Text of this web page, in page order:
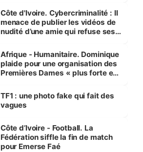
des Transports
Côte d'Ivoire. Cybercriminalité : Il
menace de publier les vidéos de
nudité d’une amie qui refuse ses
Afrique - Humanitaire. Dominique
plaide pour une organisation des
Premières Dames « plus forte et
sur la scène internationale »
TF1 : une photo fake qui fait des
vagues
Côte d’Ivoire - Football. La
Fédération siffle la fin de match
pour Emerse Faé